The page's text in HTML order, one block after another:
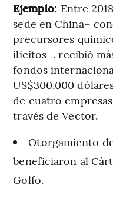
Ejemplo: Entre
sede en China–
precursores
ilícitos–. recibió
fondos
US$300.000
de cuatro
través de Vector.
Otorgamiento
beneficiaron al
Golfo.